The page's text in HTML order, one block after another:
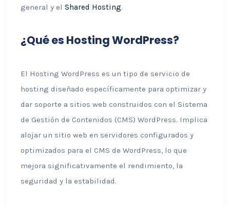
general y el Shared Hosting.
¿Qué es Hosting WordPress?
El Hosting WordPress es un tipo de servicio de
hosting diseñado específicamente para optimizar y
dar soporte a sitios web construidos con el Sistema
de Gestión de Contenidos (CMS) WordPress. Implica
alojar un sitio web en servidores configurados y
optimizados para el CMS de WordPress, lo que
mejora significativamente el rendimiento, la
seguridad y la estabilidad.